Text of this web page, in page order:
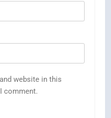
website in this
comment.